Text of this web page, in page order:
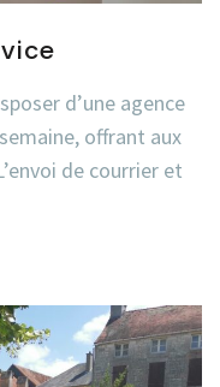
d’une agence
offrant aux
de courrier et